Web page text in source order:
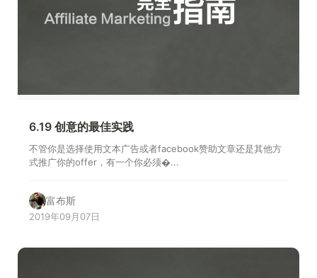
6.19 创意的最佳实践
不管你是选择使用文本广告或者facebook赞助文章还是其他方
式推广你的offer，有一个你必须�...
富布斯
2019年09月07日